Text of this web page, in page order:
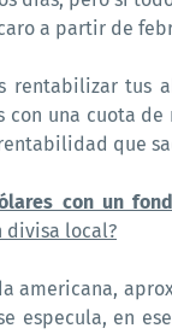
a partir de
rentabilizar tus
con una cuota
que
con un
divisa local?
americana,
especula, en